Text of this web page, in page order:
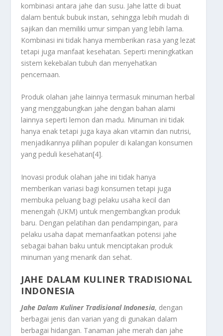
kombinasi antara jahe dan susu. Jahe latte di buat
dalam bentuk bubuk instan, sehingga lebih mudah di
sajikan dan memiliki umur simpan yang lebih lama.
Kombinasi ini tidak hanya memberikan rasa yang lezat
tetapi juga manfaat kesehatan. Seperti meningkatkan
sistem kekebalan tubuh dan menyehatkan
pencernaan.
Produk olahan jahe lainnya termasuk minuman herbal
yang menggabungkan jahe dengan bahan alami
lainnya seperti lemon dan madu. Minuman ini tidak
hanya enak tetapi juga kaya akan vitamin dan nutrisi,
menjadikannya pilihan populer di kalangan konsumen
yang peduli kesehatan[4].
Inovasi produk olahan jahe ini tidak hanya
memberikan variasi bagi konsumen tetapi juga
membuka peluang bagi pelaku usaha kecil dan
menengah (UKM) untuk mengembangkan produk
baru. Dengan pelatihan dan pendampingan, para
pelaku usaha dapat memanfaatkan potensi jahe
sebagai bahan baku untuk menciptakan produk
minuman yang menarik dan sehat.
JAHE DALAM KULINER TRADISIONAL
INDONESIA
Jahe Dalam Kuliner Tradisional Indonesia, dengan
berbagai jenis dan varian yang di gunakan dalam
berbagai hidangan. Tanaman jahe merah dan jahe